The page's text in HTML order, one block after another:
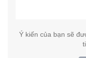
Ý kiến của bạn sẽ